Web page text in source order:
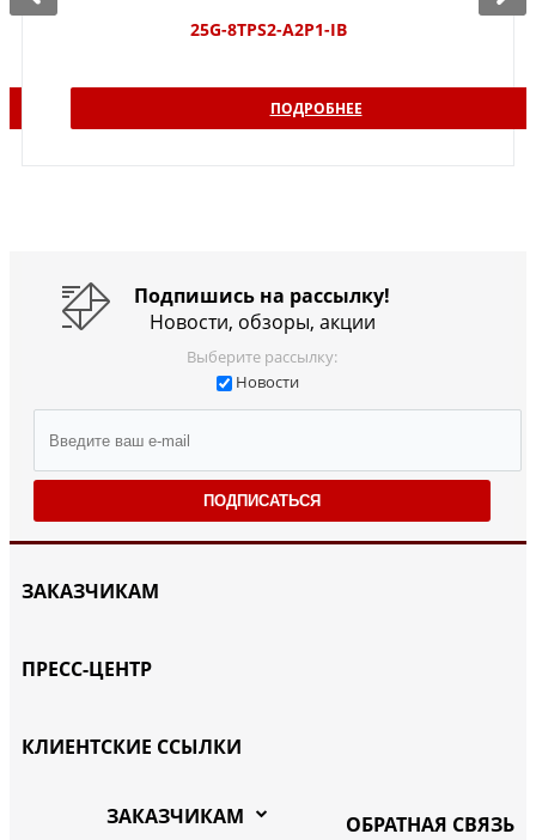
25G-8TPS2-A2P1-IB
ПОДРОБНЕЕ
Подпишись на рассылку!
Новости, обзоры, акции
Выберите рассылку:
Новости
ПОДПИСАТЬСЯ
ЗАКАЗЧИКАМ
ПРЕСС-ЦЕНТР
КЛИЕНТСКИЕ ССЫЛКИ
ОБРАТНАЯ СВЯЗЬ
ЗАКАЗЧИКАМ